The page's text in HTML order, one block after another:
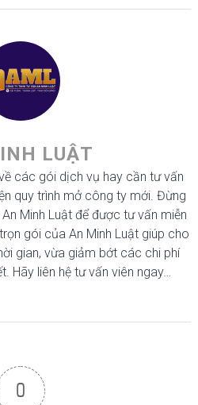
LUẬT
các gói dịch vụ hay cần tư vấn
quy trình mở công ty mới. Đừng
Minh Luật để được tư vấn miễn
gói của An Minh Luật giúp cho
gian, vừa giảm bớt các chi phí
Hãy liên hệ tư vấn viên ngay…
0